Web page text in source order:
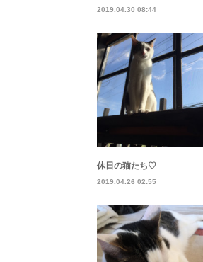
2019.04.30 08:44
休日の猫たち♡
2019.04.26 02:55